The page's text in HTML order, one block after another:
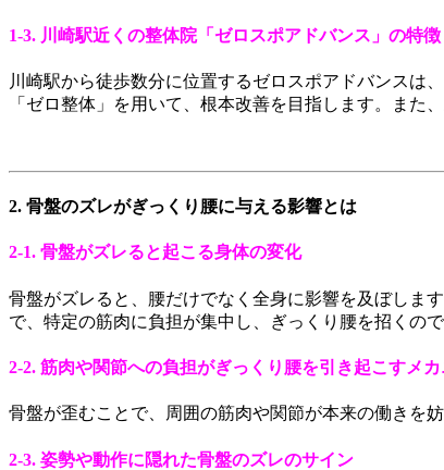
1-3. 川崎駅近くの整体院「ゼロスポアドバンス」の特徴
川崎駅から徒歩数分に位置するゼロスポアドバンスは
「ゼロ整体」を用いて、根本改善を目指します。また
2. 骨盤のズレがぎっくり腰に与える影響とは
2-1. 骨盤がズレると起こる身体の変化
骨盤がズレると、腰だけでなく全身に影響を及ぼしま
で、特定の筋肉に負担が集中し、ぎっくり腰を招くので
2-2. 筋肉や関節への負担がぎっくり腰を引き起こすメ
骨盤が歪むことで、周囲の筋肉や関節が本来の働きを
2-3. 姿勢や動作に隠れた骨盤のズレのサイン